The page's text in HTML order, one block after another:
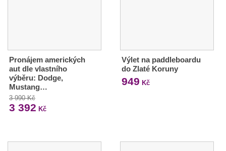
Pronájem amerických
aut dle vlastního
výběru: Dodge,
Mustang…
3 990 Kč
3 392 Kč
Výlet na paddleboardu
do Zlaté Koruny
949 Kč